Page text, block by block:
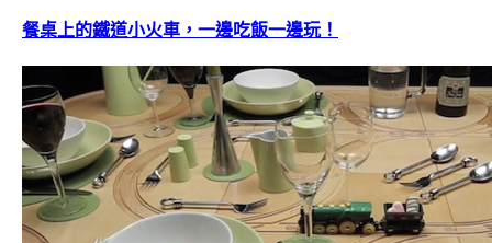
餐桌上的鐵道小火車，一邊吃飯一邊玩！